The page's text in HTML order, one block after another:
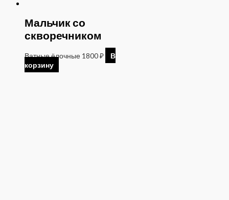
Мальчик со
скворечником
Ватные ёлочные 1800₽
В
корзину